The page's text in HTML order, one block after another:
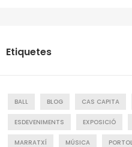
Etiquetes
BALL BLOG CAS CAPITA
ESDEVENIMENTS EXPOSICIÓ
MARRATXÍ MÚSICA PORTOL